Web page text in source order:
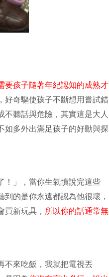
要孩子隨著年紀認知的成熟才
好奇驅使孩子不斷想用嘗試錯
不聽話與危險，其實這是大人
如多外出滿足孩子的好動與探
！」，當你生氣憤說完這些
的是你永遠都認為他很壞，
買新玩具， 所以你的話通常無
不來吃飯，我就把電視丟